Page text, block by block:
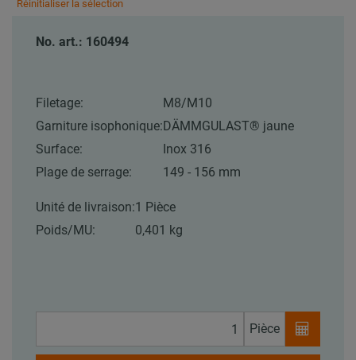
Réinitialiser la sélection
No. art.: 160494
Filetage:
M8/M10
Garniture isophonique: DÄMMGULAST® jaune
Surface:
Inox 316
Plage de serrage:
149 - 156 mm
Unité de livraison:1 Pièce
Poids/MU:
0,401 kg
Pièce